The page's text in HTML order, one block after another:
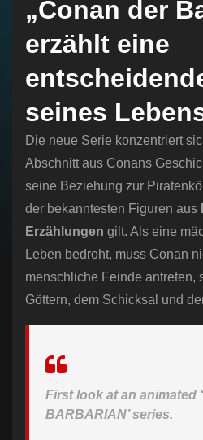
„Conan der
erzählt eine
seines
Die neue Serie konzentriert
Abschnitt aus Conans
seine Beziehung zur
der bekanntesten Figuren aus
Erzählungen gilt. Als eine
Leben bedroht, muss Conan
menschliche Feinde antreten,
Göttern, dem Schicksal und
First look at an animated
BARBARIAN’ series.